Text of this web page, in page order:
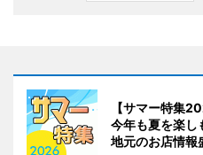
【サマー特集
今年も夏を楽し
地元のお店情報